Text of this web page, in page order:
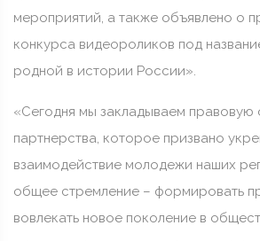
мероприятий, а также объявлено о
конкурса видеороликов под
родной в истории России».
«Сегодня мы закладываем правовую
партнерства, которое призвано
взаимодействие молодежи наших
общее стремление – формировать
вовлекать новое поколение в